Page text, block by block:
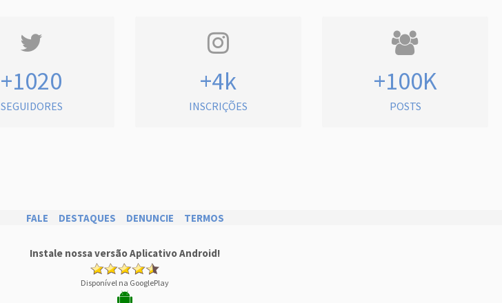
+1020
SEGUIDORES
+4k
INSCRIÇÕES
+100K
POSTS
FALE DESTAQUES DENUNCIE TERMOS
Instale nossa versão Aplicativo Android!
Disponível na GooglePlay